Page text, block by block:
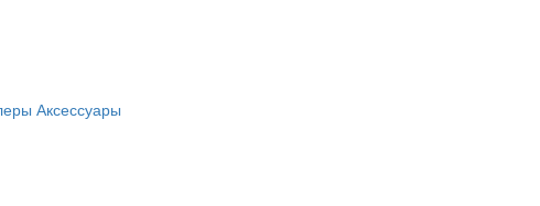
Аксессуары